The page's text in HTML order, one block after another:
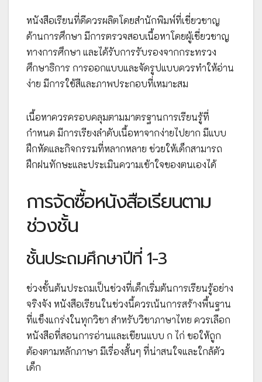
หนังสือเรียนที่ดีควรผลิตโดยสำนักพิมพ์ที่เชี่ยวชาญ
ด้านการศึกษา มีการตรวจสอบเนื้อหาโดยผู้เชี่ยวชาญ
ทางการศึกษา และได้รับการรับรองจากกระทรวง
ศึกษาธิการ การออกแบบและจัดรูปแบบควรทำให้อ่าน
ง่าย มีการใช้สีและภาพประกอบที่เหมาะสม
เนื้อหาควรครอบคลุมตามมาตรฐานการเรียนรู้ที่
กำหนด มีการเรียงลำดับเนื้อหาจากง่ายไปยาก มีแบบ
ฝึกหัดและกิจกรรมที่หลากหลาย ช่วยให้เด็กสามารถ
ฝึกฝนทักษะและประเมินความเข้าใจของตนเองได้
การจัดซื้อหนังสือเรียนตาม
ช่วงชั้น
ชั้นประถมศึกษาปีที่ 1-3
ช่วงชั้นต้นประถมเป็นช่วงที่เด็กเริ่มต้นการเรียนรู้อย่าง
จริงจัง หนังสือเรียนในช่วงนี้ควรเน้นการสร้างพื้นฐาน
ที่แข็งแกร่งในทุกวิชา สำหรับวิชาภาษาไทย ควรเลือก
หนังสือที่สอนการอ่านและเขียนแบบ ก ไก่ ขอให้ถูก
ต้องตามหลักภาษา มีเรื่องสั้นๆ ที่น่าสนใจและใกล้ตัว
เด็ก